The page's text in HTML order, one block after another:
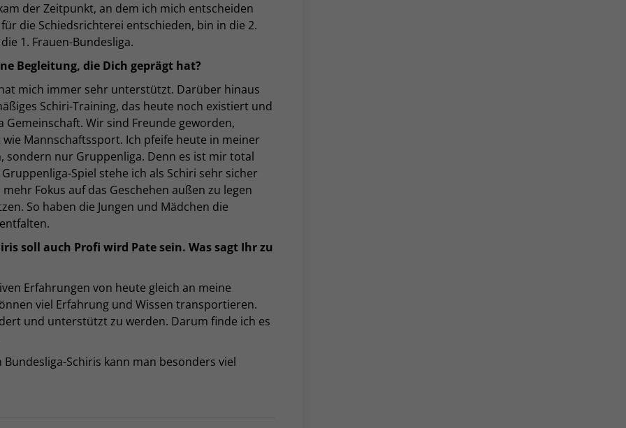
der Zeitpunkt, an dem ich mich entscheiden
die Schiedsrichterei entschieden, bin in die 2.
1. Frauen-Bundesliga.
Begleitung, die Dich geprägt hat?
mich immer sehr unterstützt. Darüber hinaus
Schiri-Training, das heute noch existiert und
Wir sind Freunde geworden,
Mannschaftssport. Ich pfeife heute in meiner
sondern nur Gruppenliga. Denn es ist mir total
Spiel stehe ich als Schiri sehr sicher
Fokus auf das Geschehen außen zu legen
So haben die Jungen und Mädchen die
soll auch Profi wird Pate sein. Was sagt Ihr zu
Erfahrungen von heute gleich an meine
viel Erfahrung und Wissen transportieren.
und unterstützt zu werden. Darum finde ich es
Schiris kann man besonders viel